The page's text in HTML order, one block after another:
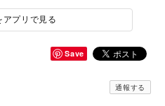
アプリで見る
Save
通報する